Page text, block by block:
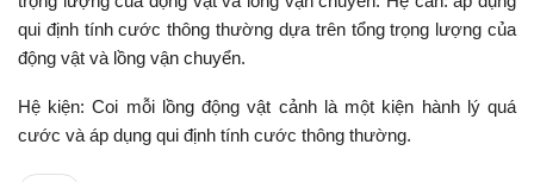
qui định tính cước thông thường dựa trên tổng trọng lượng của
động vật và lồng vận chuyển.
Hệ kiện: Coi mỗi lồng động vật cảnh là một kiện hành lý quá
cước và áp dụng qui định tính cước thông thường.